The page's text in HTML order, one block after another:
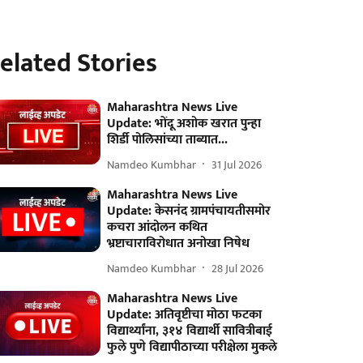
Stories
Maharashtra News Live
Update: भोंदू अशोक खरात पुन्हा
शिर्डी पोलिसांच्या ताब्यात...
Namdeo Kumbhar 31 Jul 2026
Maharashtra News Live
Update: केसनंद ग्रामपंचायतीसमोर
कचरा आंदोलन कथित
भ्रष्टाचाराविरोधात अनोखा निषेध
Namdeo Kumbhar 28 Jul 2026
Maharashtra News Live
Update: अतिवृष्टीचा मोठा फटका
विद्यार्थ्यांना, ३१४ विद्यार्थी सावित्रीबाई
फुले पुणे विद्यापीठाच्या परीक्षेला मुकले